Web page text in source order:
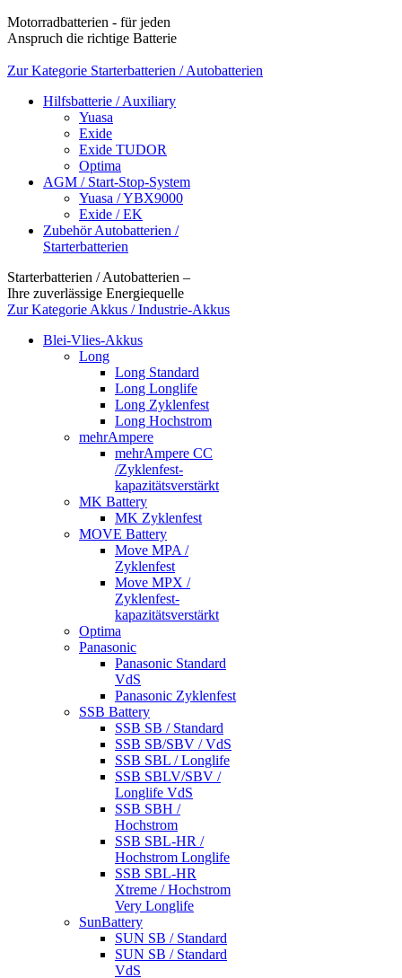
Motorradbatterien - für jeden
Anspruch die richtige Batterie
Zur Kategorie Starterbatterien / Autobatterien
Hilfsbatterie / Auxiliary
Yuasa
Exide
Exide TUDOR
Optima
AGM / Start-Stop-System
Yuasa / YBX9000
Exide / EK
Zubehör Autobatterien /
Starterbatterien
Starterbatterien / Autobatterien –
Ihre zuverlässige Energiequelle
Zur Kategorie Akkus / Industrie-Akkus
Blei-Vlies-Akkus
Long
Long Standard
Long Longlife
Long Zyklenfest
Long Hochstrom
mehrAmpere
mehrAmpere CC
/Zyklenfest-
kapazitätsverstärkt
MK Battery
MK Zyklenfest
MOVE Battery
Move MPA /
Zyklenfest
Move MPX /
Zyklenfest-
kapazitätsverstärkt
Optima
Panasonic
Panasonic Standard
VdS
Panasonic Zyklenfest
SSB Battery
SSB SB / Standard
SSB SB/SBV / VdS
SSB SBL / Longlife
SSB SBLV/SBV /
Longlife VdS
SSB SBH /
Hochstrom
SSB SBL-HR /
Hochstrom Longlife
SSB SBL-HR
Xtreme / Hochstrom
Very Longlife
SunBattery
SUN SB / Standard
SUN SB / Standard
VdS